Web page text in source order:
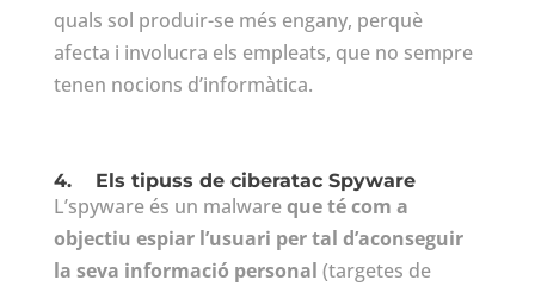
quals sol produir-se més engany, perquè
afecta i involucra els empleats, que no sempre
tenen nocions d’informàtica.
4. Els tipuss de ciberatac Spyware
L’spyware és un malwareque té com a
objectiu espiar l’usuari per tal d’aconseguir
la seva informació personal (targetes de